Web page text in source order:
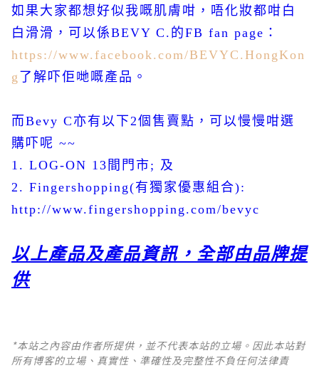
如果大家都想好似我嘅肌膚咁，唔化妝都咁白
白滑滑，可以係BEVY C.的FB fan page：
https://www.facebook.com/BEVYC.HongKon
g 了解吓佢哋嘅產品。
而Bevy C亦有以下2個售賣點，可以慢慢咁選
購吓呢 ~~
1. LOG-ON 13間門市; 及
2. Fingershopping(有獨家優惠組合):
http://www.fingershopping.com/bevyc
以上產品及產品資訊，全部由品牌提
供
*本站之內容由作者所提供，並不代表本站的立場。因此本站對
所有博客的立場、真實性、準確性及完整性不負任何法律責